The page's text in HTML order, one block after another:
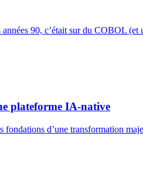
90, c’était sur du COBOL
plateforme IA-native
fondations d’une transformation